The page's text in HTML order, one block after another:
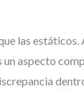
las estáticos.
un aspecto